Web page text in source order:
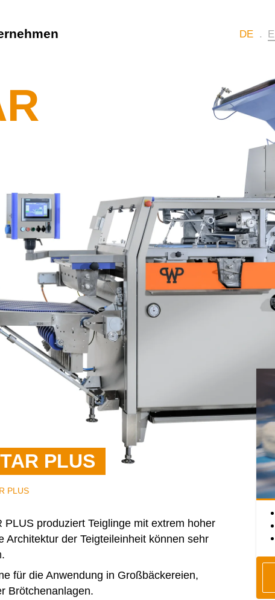
DE
PLUS
PLUS
PLUS produziert Teiglinge mit extrem hoher
der Teigteileinheit können sehr
für die Anwendung in Großbäckereien,
Brötchenanlagen.